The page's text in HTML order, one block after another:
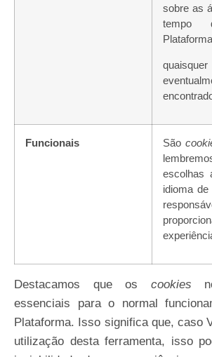
sobre as
quaisquer
Funcionais São
escolhas
idioma
Destacamos que os cookies
essenciais para o normal
Plataforma. Isso significa que, caso
utilização desta ferramenta, isso